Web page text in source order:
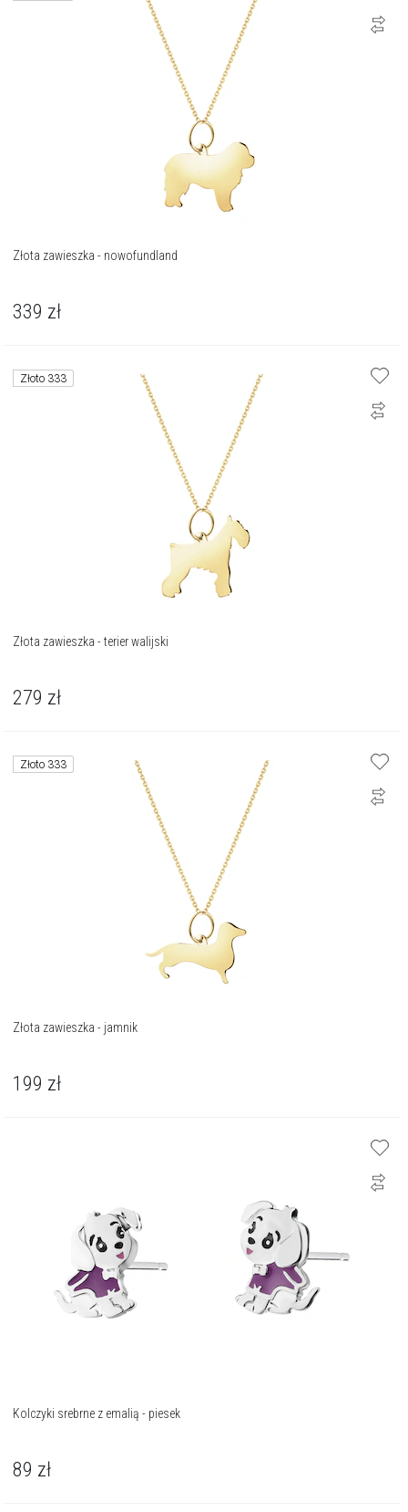
Złota zawieszka - nowofundland
339 zł
Złoto 333
Złota zawieszka - terier walijski
279 zł
Złoto 333
Złota zawieszka - jamnik
199 zł
Kolczyki srebrne z emalią - piesek
89 zł